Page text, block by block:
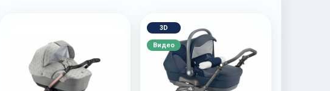
3D
Видео